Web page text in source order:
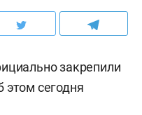
закрепили
этом сегодня